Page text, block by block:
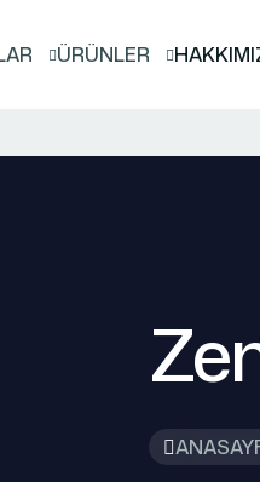
ÜRÜNLER